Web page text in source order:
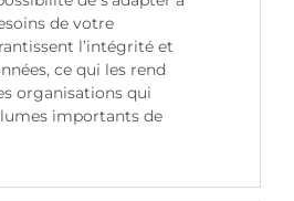
de votre
l’intégrité et
ce qui les rend
organisations qui
importants de